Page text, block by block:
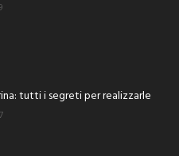
tutti i segreti per realizzarle